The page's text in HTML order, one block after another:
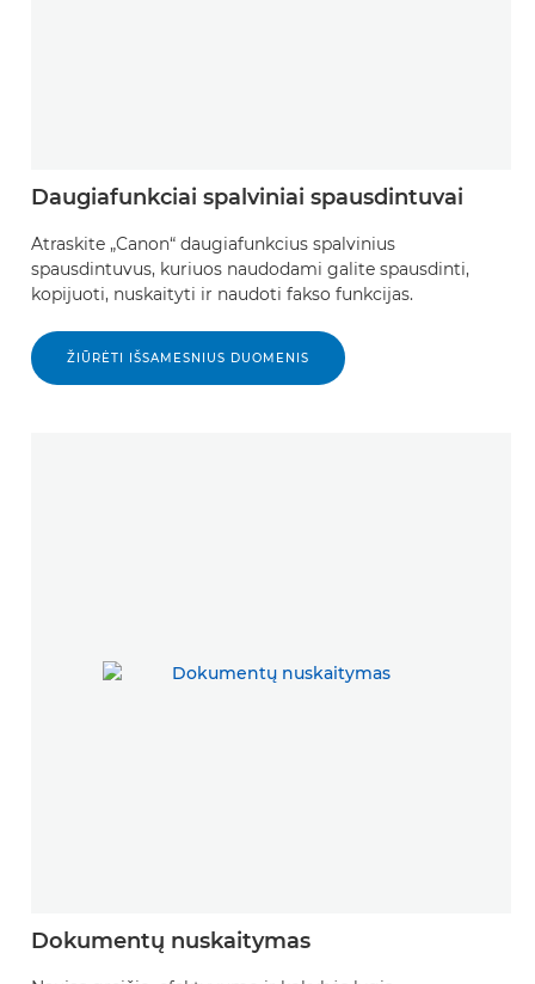
Daugiafunkciai spalviniai spausdintuvai
Atraskite „Canon“ daugiafunkcius spalvinius
spausdintuvus, kuriuos naudodami galite spausdinti,
kopijuoti, nuskaityti ir naudoti fakso funkcijas.
ŽIŪRĖTI IŠSAMESNIUS DUOMENIS
Dokumentų nuskaitymas